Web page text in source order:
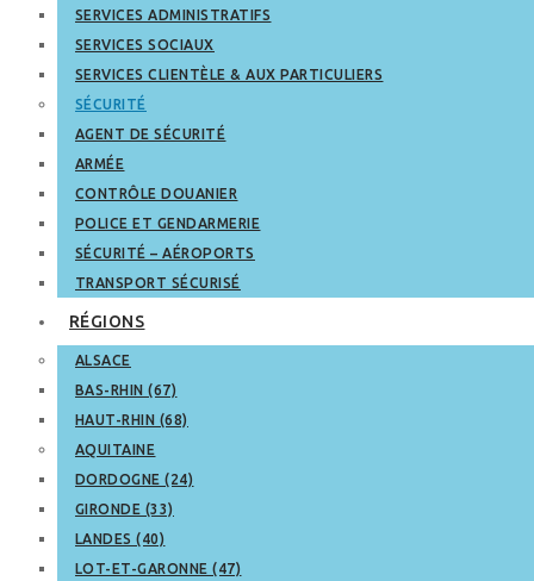
SERVICES ADMINISTRATIFS
SERVICES SOCIAUX
SERVICES CLIENTÈLE & AUX PARTICULIERS
SÉCURITÉ
AGENT DE SÉCURITÉ
ARMÉE
CONTRÔLE DOUANIER
POLICE ET GENDARMERIE
SÉCURITÉ – AÉROPORTS
TRANSPORT SÉCURISÉ
RÉGIONS
ALSACE
BAS-RHIN (67)
HAUT-RHIN (68)
AQUITAINE
DORDOGNE (24)
GIRONDE (33)
LANDES (40)
LOT-ET-GARONNE (47)